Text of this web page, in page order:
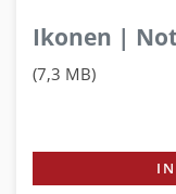
Ikonen |
(7,3 MB)